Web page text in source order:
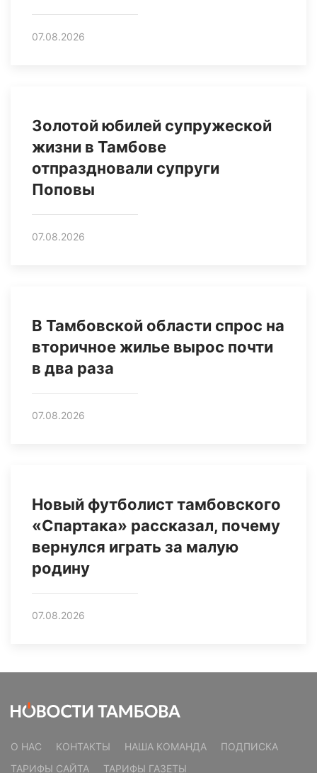
07.08.2026
Золотой юбилей супружеской
жизни в Тамбове
отпраздновали супруги
Поповы
07.08.2026
В Тамбовской области спрос на
вторичное жилье вырос почти
в два раза
07.08.2026
Новый футболист тамбовского
«Спартака» рассказал, почему
вернулся играть за малую
родину
07.08.2026
О НАС КОНТАКТЫ НАША КОМАНДА
ПОДПИСКА
ТАРИФЫ САЙТА
ТАРИФЫ ГАЗЕТЫ